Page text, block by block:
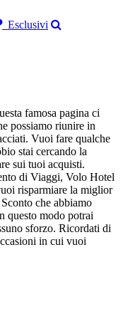
Esclusivi
famosa pagina ci
possiamo riunire in
Vuoi fare qualche
stai cercando la
sui tuoi acquisti.
di Viaggi, Volo Hotel
risparmiare la miglior
che abbiamo
questo modo potrai
sforzo. Ricordati di
in cui vuoi